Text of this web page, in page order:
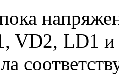
VD2, LD1